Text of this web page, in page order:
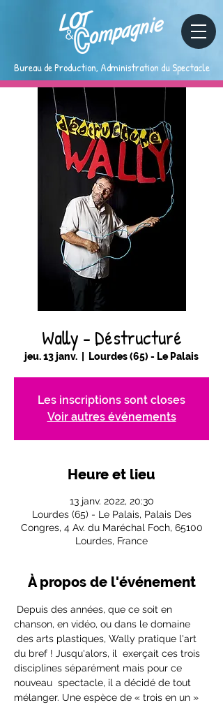
Bureau de Production, Administration du Spectacle
Wally - Déstructuré
jeu. 13 janv. Lourdes (65) - Le Palais
Les inscriptions sont closes
Voir autres événements
Heure et lieu
13 janv. 2022, 20:30
Lourdes (65) - Le Palais, Palais Des
Congres, 4 Av. du Maréchal Foch, 65100
Lourdes, France
À propos de l'événement
Depuis des années, que ce soit en
chanson, en vidéo, ou dans le domaine
des arts plastiques, Wally pratique l'art
du bref ! Jusqu'alors, il  exerçait ces trois
disciplines séparément mais pour ce
nouveau  spectacle, il a décidé de tout
mélanger. Une espèce de « trois en un »